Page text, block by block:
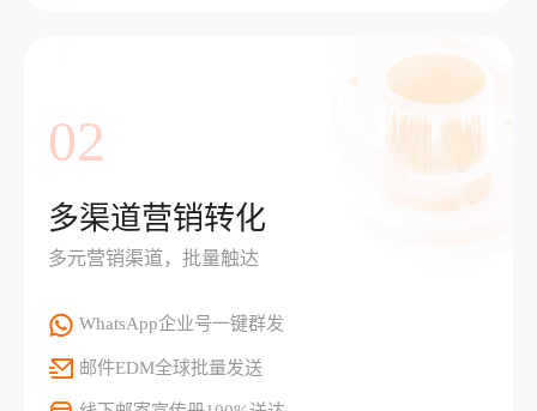
02
多渠道营销转化
多元营销渠道，批量触达
WhatsApp企业号一键群发
邮件EDM全球批量发送